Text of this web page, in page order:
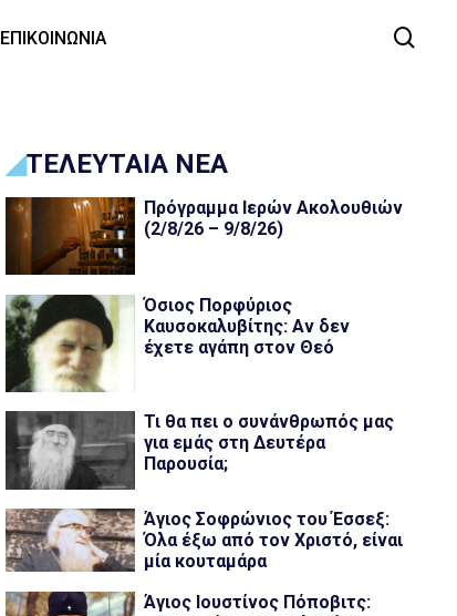
ΕΠΙΚΟΙΝΩΝΙΑ
ΤΕΛΕΥΤΑΙΑ ΝΕΑ
Πρόγραμμα Ιερών Ακολουθιών
(2/8/26 – 9/8/26)
Όσιος Πορφύριος
Καυσοκαλυβίτης: Αν δεν
έχετε αγάπη στον Θεό
Τι θα πει ο συνάνθρωπός μας
για εμάς στη Δευτέρα
Παρουσία;
Άγιος Σοφρώνιος του Έσσεξ:
Όλα έξω από τον Χριστό, είναι
μία κουταμάρα
Άγιος Ιουστίνος Πόποβιτς: